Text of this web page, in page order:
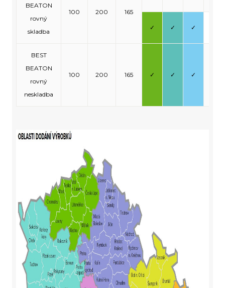
BEATON
rovný
skladba
100 200 165
✓ ✓ ✓
BEST
BEATON
rovný
neskladba
100 200 165 ✓ ✓ ✓